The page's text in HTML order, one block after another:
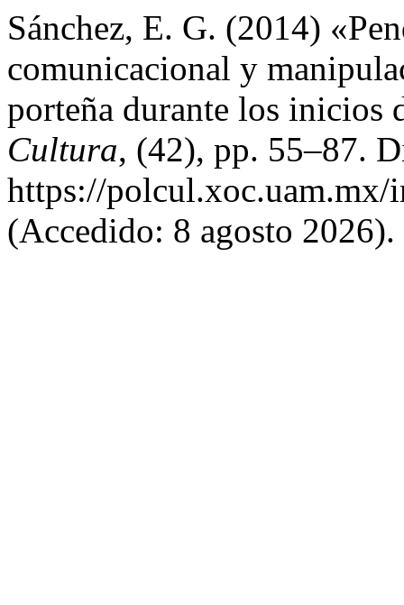
Sánchez, E. G. (2014)
comunicacional y
porteña durante los inicios
Cultura, (42), pp. 55–87.
https://
(Accedido: 8 agosto 2026).